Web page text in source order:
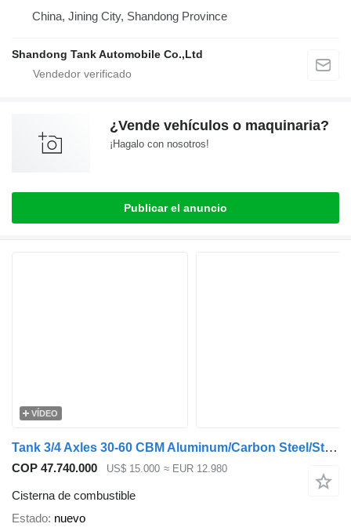
China, Jining City, Shandong Province
Shandong Tank Automobile Co.,Ltd
¿Vende vehículos o maquinaria?
¡Hagalo con nosotros!
Publicar el anuncio
VÍDEO
Tank 3/4 Axles 30-60 CBM Aluminum/Carbon Steel/Stainless Fuel Tanker
COP 47.740.000 US$ 15.000 ≈ EUR 12.980
Cisterna de combustible
Estado nuevo